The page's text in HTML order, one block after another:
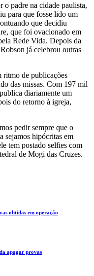
o padre na cidade paulista,
para que fosse lido um
que decidiu
que foi ovacionado em
Rede Vida. Depois da
já celebrou outras
ritmo de publicações
das missas. Com 197 mil
diariamente um
do retorno à igreja,
pedir sempre que o
sejamos hipócritas em
tem postado selfies com
de Mogi das Cruzes.
obtidas em operação
apagar provas